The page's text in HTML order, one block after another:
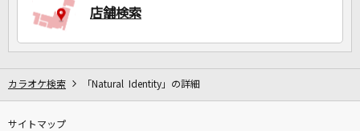
店舗検索
カラオケ検索 「Natural Identity」の詳細
サイトマップ